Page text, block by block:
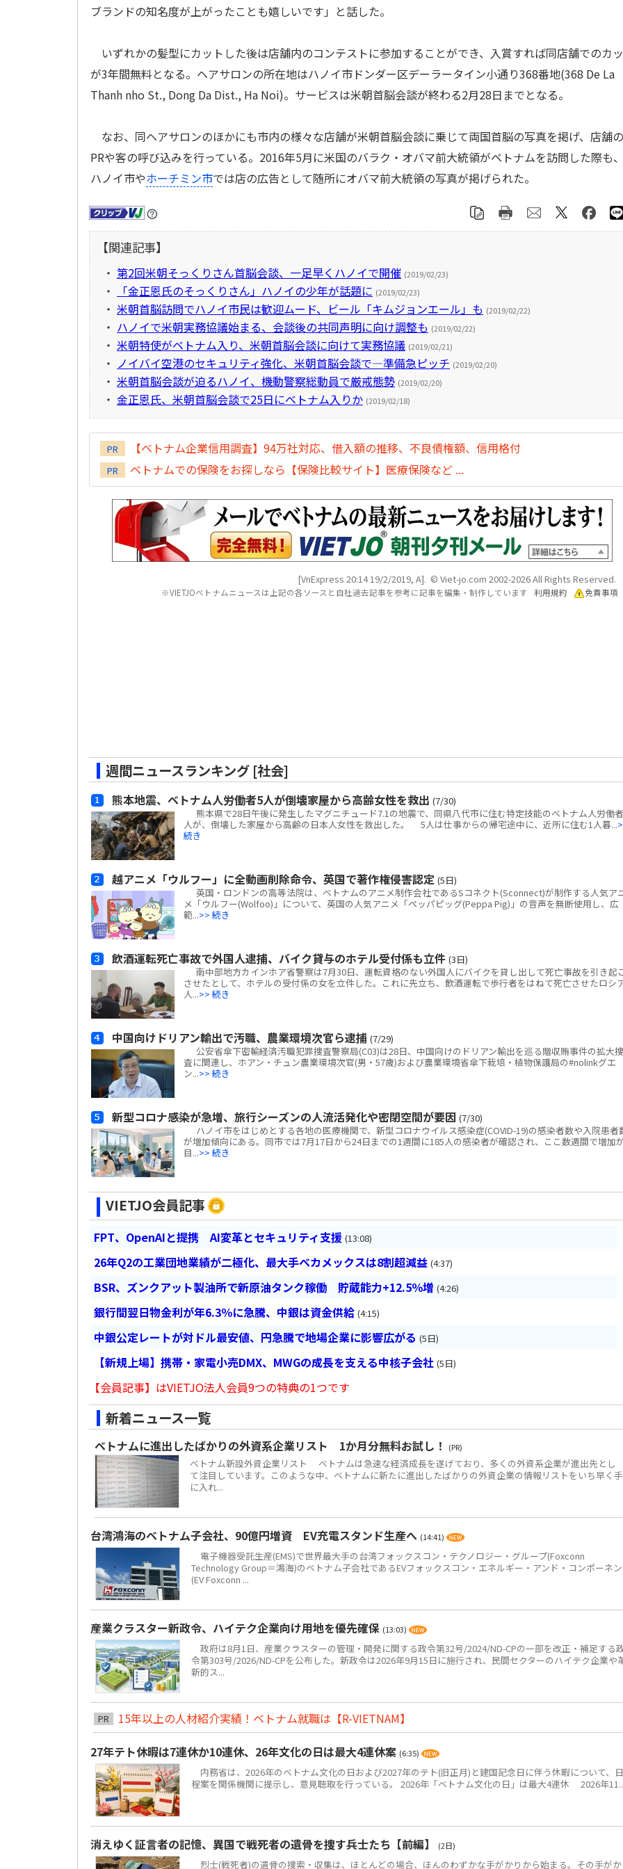
ブランドの知名度が上がったことも嬉しいです」と話した。
いずれかの髪型にカットした後は店舗内のコンテストに参加することができ、入賞すれば同店舗でのカ
が3年間無料となる。ヘアサロンの所在地はハノイ市ドンダー区デーラータイン小通り368番地(368 De La
Thanh nho St., Dong Da Dist., Ha Noi)。サービスは米朝首脳会談が終わる2月28日までとなる。
なお、同ヘアサロンのほかにも市内の様々な店舗が米朝首脳会談に乗じて両国首脳の写真を掲げ、店舗の
PRや客の呼び込みを行っている。2016年5月に米国のバラク・オバマ前大統領がベトナムを訪問した際も、
ハノイ市やホーチミン市では店の広告として随所にオバマ前大統領の写真が掲げられた。
【関連記事】
・ 第2回米朝そっくりさん首脳会談、一足早くハノイで開催 (2019/02/23)
・ 「金正恩氏のそっくりさん」ハノイの少年が話題に (2019/02/23)
・ 米朝首脳訪問でハノイ市民は歓迎ムード、ビール「キムジョンエール」も (2019/02/22)
・ ハノイで米朝実務協議始まる、会談後の共同声明に向け調整も (2019/02/22)
・ 米朝特使がベトナム入り、米朝首脳会談に向けて実務協議 (2019/02/21)
・ ノイバイ空港のセキュリティ強化、米朝首脳会談で―準備急ピッチ (2019/02/20)
・ 米朝首脳会談が迫るハノイ、機動警察総動員で厳戒態勢 (2019/02/20)
・ 金正恩氏、米朝首脳会談で25日にベトナム入りか (2019/02/18)
PR 【ベトナム企業信用調査】94万社対応、借入額の推移、不良債権額、信用格付
PR ベトナムでの保険をお探しなら【保険比較サイト】医療保険など ...
[VnExpress 20:14 19/2/2019, A]. © Viet-jo.com 2002-2026 All Rights Reserved.
※VIETJOベトナムニュースは上記の各ソースと自社過去記事を参考に記事を編集・制作しています 利用規約 免責事項
週間ニュースランキング [社会]
熊本地震、ベトナム人労働者5人が倒壊家屋から高齢女性を救出 (7/30)
熊本県で28日午後に発生したマグニチュード7.1の地震で、同県八代市に住む特定技能のベトナム人労働
人が、倒壊した家屋から高齢の日本人女性を救出した。 5人は仕事からの帰宅途中に、近所に住む1人暮...
続き
越アニメ「ウルフー」に全動画削除命令、英国で著作権侵害認定 (5日)
英国・ロンドンの高等法院は、ベトナムのアニメ制作会社であるSコネクト(Sconnect)が制作する人気ア
メ「ウルフー(Wolfoo)」について、英国の人気アニメ「ペッパピッグ(Peppa Pig)」の音声を無断使用し、広
範...>> 続き
飲酒運転死亡事故で外国人逮捕、バイク貸与のホテル受付係も立件 (3日)
南中部地方カインホア省警察は7月30日、運転資格のない外国人にバイクを貸し出して死亡事故を引き起
させたとして、ホテルの受付係の女を立件した。これに先立ち、飲酒運転で歩行者をはねて死亡させたロシ
人...>> 続き
中国向けドリアン輸出で汚職、農業環境次官ら逮捕 (7/29)
公安省傘下密輸経済汚職犯罪捜査警察局(C03)は28日、中国向けのドリアン輸出を巡る贈収賄事件の拡大捜
査に関連し、ホアン・チュン農業環境次官(男・57歳)および農業環境省傘下栽培・植物保護局の#nolinkグエ
ン...>> 続き
新型コロナ感染が急増、旅行シーズンの人流活発化や密閉空間が要因 (7/30)
ハノイ市をはじめとする各地の医療機関で、新型コロナウイルス感染症(COVID-19)の感染者数や入院患者
が増加傾向にある。同市では7月17日から24日までの1週間に185人の感染者が確認され、ここ数週間で増加
目...>> 続き
VIETJO会員記事
FPT、OpenAIと提携 AI変革とセキュリティ支援 (13:08)
26年Q2の工業団地業績が二極化、最大手ベカメックスは8割超減益 (4:37)
BSR、ズンクアット製油所で新原油タンク稼働 貯蔵能力+12.5％増 (4:26)
銀行間翌日物金利が年6.3％に急騰、中銀は資金供給 (4:15)
中銀公定レートが対ドル最安値、円急騰で地場企業に影響広がる (5日)
【新規上場】携帯・家電小売DMX、MWGの成長を支える中核子会社 (5日)
【会員記事】はVIETJO法人会員9つの特典の1つです
新着ニュース一覧
ベトナムに進出したばかりの外資系企業リスト 1か月分無料お試し！ (PR)
ベトナム新設外資企業リスト ベトナムは急速な経済成長を遂げており、多くの外資系企業が進出先とし
て注目しています。このような中、ベトナムに新たに進出したばかりの外資企業の情報リストをいち早く手
に入れ...
台湾鴻海のベトナム子会社、90億円増資 EV充電スタンド生産へ (14:41)
電子機器受託生産(EMS)で世界最大手の台湾フォックスコン・テクノロジー・グループ(Foxconn
Technology Group＝鴻海)のベトナム子会社であるEVフォックスコン・エネルギー・アンド・コンポーネ
(EV Foxconn ...
産業クラスター新政令、ハイテク企業向け用地を優先確保 (13:03)
政府は8月1日、産業クラスターの管理・開発に関する政令第32号/2024/ND-CPの一部を改正・補足する
令第303号/2026/ND-CPを公布した。新政令は2026年9月15日に施行され、民間セクターのハイテク企業や
新的ス...
PR
15年以上の人材紹介実績！ベトナム就職は【R-VIETNAM】
27年テト休暇は7連休か10連休、26年文化の日は最大4連休案 (6:35)
内務省は、2026年のベトナム文化の日および2027年のテト(旧正月)と建国記念日に伴う休暇について、日
程案を関係機関に提示し、意見聴取を行っている。 2026年「ベトナム文化の日」は最大4連休 2026年
消えゆく証言者の記憶、異国で戦死者の遺骨を捜す兵士たち【前編】 (2日)
烈士(戦死者)の遺骨の捜索・収集は、ほとんどの場合、ほんのわずかな手がかりから始まる。その手がか